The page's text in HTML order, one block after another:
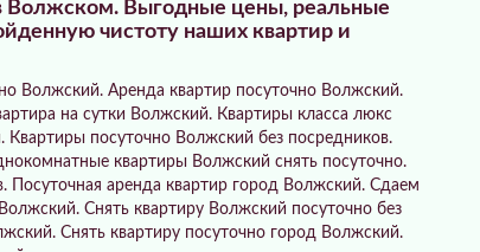
Волжском. Выгодные цены, реальные
чистоту наших квартир и
Волжский. Аренда квартир посуточно Волжский.
на сутки Волжский. Квартиры класса люкс
посуточно Волжский без посредников.
квартиры Волжский снять посуточно.
Посуточная аренда квартир город Волжский. Сдаем
Снять квартиру Волжский посуточно без
Снять квартиру посуточно город Волжский.